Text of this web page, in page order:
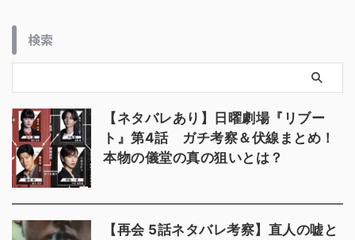
検索
【ネタバレあり】日曜劇場『リブー
ト』第4話 ガチ考察＆伏線まとめ！
本物の儀堂の真の狙いとは？
【再会 5話ネタバレ考察】直人の嘘と